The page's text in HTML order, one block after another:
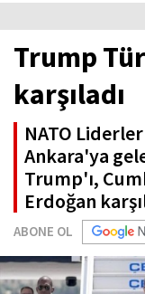
Trump
karşıladı
NATO
Ankara'ya
Trump'ı,
Erdoğan
ABONE OL